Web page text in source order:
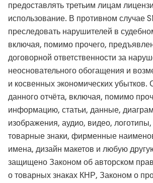
предоставлять третьим лицам
использование. В противном случае
преследовать нарушителей в
включая, помимо прочего,
договорной ответственности за
неосновательного обогащения и
и косвенных экономических
данного отчёта, включая, помимо
информацию, статьи, данные,
изображения, аудио, видео,
товарные знаки, фирменные
имена, дизайн макетов и любую
защищено Законом об авторском
о товарных знаках КНР, Законом о